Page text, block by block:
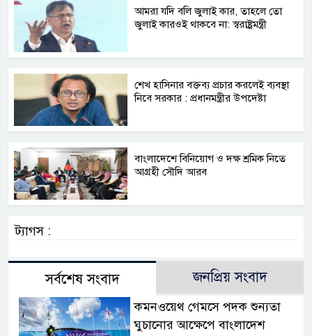
আমরা যদি বলি জুলাই কার, তাহলে তো
জুলাই কারওই থাকবে না: স্বরাষ্ট্রমন্ত্রী
শেখ হাসিনার বক্তব্য প্রচার করলেই ব্যবস্থা
নিবে সরকার : প্রধানমন্ত্রীর উপদেষ্টা
বাংলাদেশে বিনিয়োগ ও দক্ষ শ্রমিক নিতে
আগ্রহী সৌদি আরব
ট্যাগস :
সর্বশেষ সংবাদ জনপ্রিয় সংবাদ
কমনওয়েথ গেমসে পদক শুন্যতা
ঘুচানোর আক্ষেপে বাংলাদেশ